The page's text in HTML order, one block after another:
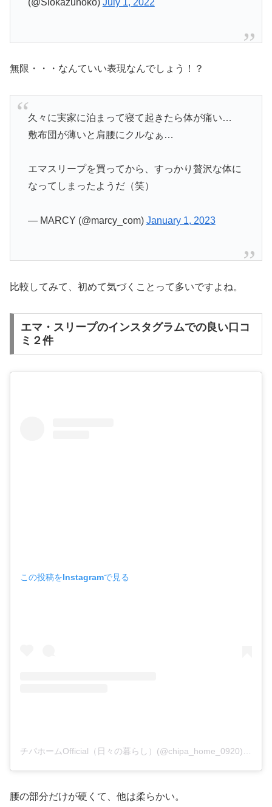
(@Siokazunoko) July 1, 2022
無限・・・なんていい表現なんでしょう！？
久々に実家に泊まって寝て起きたら体が痛い…
敷布団が薄いと肩腰にクルなぁ…
エマスリープを買ってから、すっかり贅沢な体に
なってしまったようだ（笑）
— MARCY (@marcy_com) January 1, 2023
比較してみて、初めて気づくことって多いですよね。
エマ・スリープのインスタグラムでの良い口コ
ミ２件
この投稿をInstagramで見る
チパホームOfficial（日々の暮らし）(@chipa_home_0920)がシェアした投稿
腰の部分だけが硬くて、他は柔らかい。